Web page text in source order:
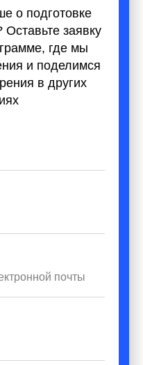
о подготовке
Оставьте заявку
где мы
и поделимся
в других